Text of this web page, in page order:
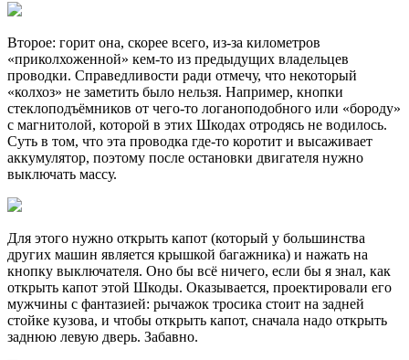
Второе: горит она, скорее всего, из-за километров
«приколхоженной» кем-то из предыдущих владельцев
проводки. Справедливости ради отмечу, что некоторый
«колхоз» не заметить было нельзя. Например, кнопки
стеклоподъёмников от чего-то логаноподобного или «бороду»
с магнитолой, которой в этих Шкодах отродясь не водилось.
Суть в том, что эта проводка где-то коротит и высаживает
аккумулятор, поэтому после остановки двигателя нужно
выключать массу.
Для этого нужно открыть капот (который у большинства
других машин является крышкой багажника) и нажать на
кнопку выключателя. Оно бы всё ничего, если бы я знал, как
открыть капот этой Шкоды. Оказывается, проектировали его
мужчины с фантазией: рычажок тросика стоит на задней
стойке кузова, и чтобы открыть капот, сначала надо открыть
заднюю левую дверь. Забавно.